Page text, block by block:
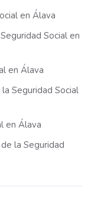
en Álava
Social en
en Álava
Seguridad Social
en Álava
la Seguridad